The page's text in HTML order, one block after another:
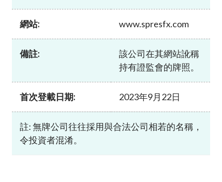
加入本會
網站: www.spresfx.com
備註:
該公司在其網站訛稱
持有證監會的牌照。
首次登載日期: 2023年9月22日
註: 無牌公司往往採用與合法公司相若的名稱，
令投資者混淆。